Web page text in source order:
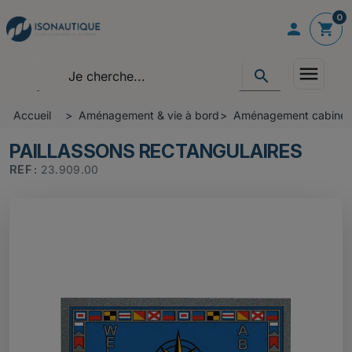
 shopping_cart
0
search menu
Accueil Aménagement & vie à bord Aménagement
PAILLASSONS RECTANGULAIRES
REF : 23.909.00